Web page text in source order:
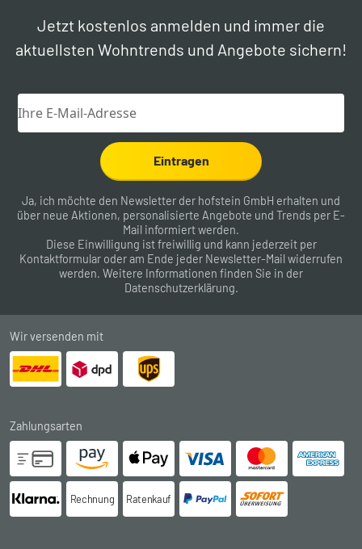
Jetzt kostenlos anmelden und immer die
aktuellsten Wohntrends und Angebote sichern!
Eintragen
Ja, ich möchte den Newsletter der hofstein GmbH erhalten und
über neue Aktionen, personalisierte Angebote und Trends per E-
Mail informiert werden.
Diese Einwilligung ist freiwillig und kann jederzeit per
Kontaktformular oder am Ende jeder Newsletter-Mail widerrufen
werden. Weitere Informationen finden Sie in der
Datenschutzerklärung.
Wir versenden mit
Zahlungsarten
Rechnung Ratenkauf